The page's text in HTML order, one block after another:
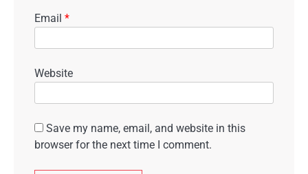
Email *
Website
Save my name, email, and website in this
browser for the next time I comment.